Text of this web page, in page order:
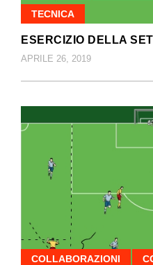
TECNICA
ESERCIZIO DELLA
APRILE 26, 2019
COLLABORAZIONI